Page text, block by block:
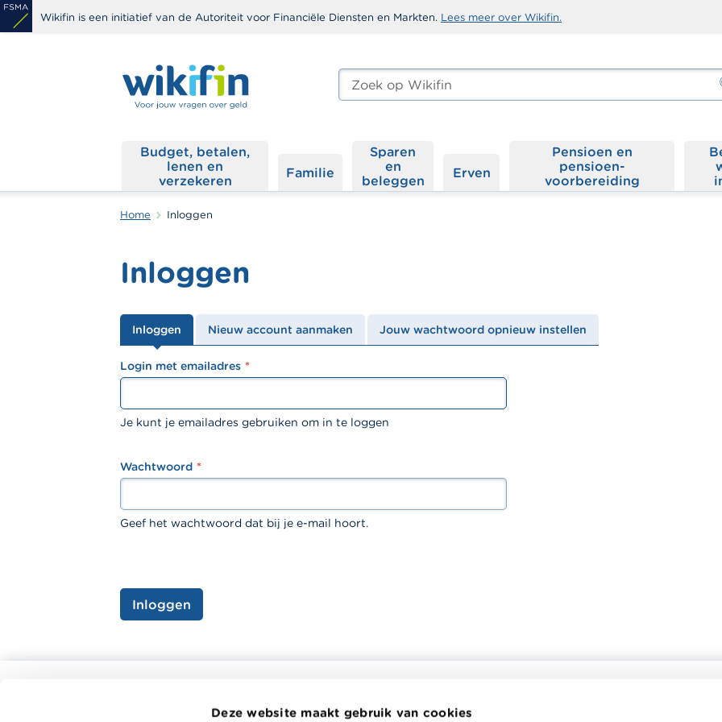
Deze website maakt gebruik van cookies
Overslaan
en
Wikifin is een initiatief van de Autoriteit voor Financiële Diensten en Markten. Lees meer over Wikifin.
Zoeken
edit-
Budget, betalen,
lenen en
verzekeren
Familie
Sparen
en
beleggen
Erven
Pensioen en
pensioen­
voorbereiding
Home Inloggen
Inloggen
Primaire
tabs
Inloggen Nieuw account aanmaken Jouw wachtwoord opnieuw instellen
textfield
Login met emailadres
Je kunt je emailadres gebruiken om in te loggen
password
Wachtwoord
Geef het wachtwoord dat bij je e-mail hoort.
Inloggen